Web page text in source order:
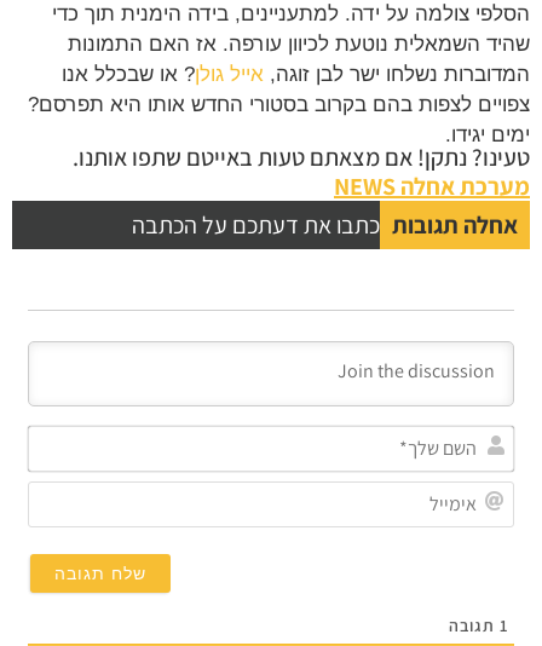
הסלפי צולמה על ידה. למתעניינים, בידה הימנית תוך כדי
שהיד השמאלית נוטעת לכיוון עורפה. אז האם התמונות
המדוברות נשלחו ישר לבן זוגה, אייל גולן? או שבכלל אנו
צפויים לצפות בהם בקרוב בסטורי החדש אותו היא תפרסם?
ימים יגידו.
טעינו? נתקן! אם מצאתם טעות באייטם שתפו אותנו.
מערכת אחלה NEWS
אחלה תגובות כתבו את דעתכם על הכתבה
1תגובה